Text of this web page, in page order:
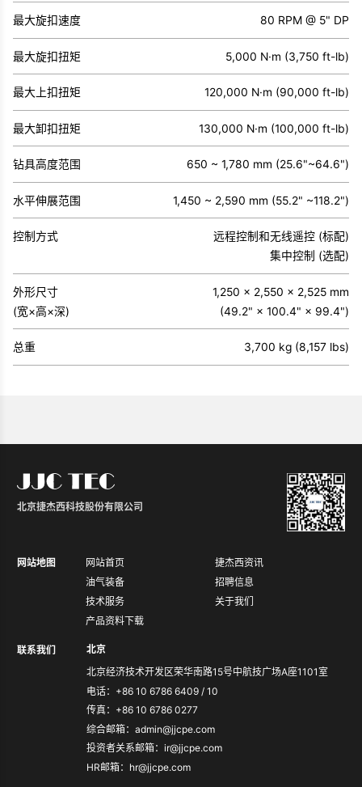
最大旋扣速度 80 RPM @ 5" DP
最大旋扣扭矩 5,000 N·m (3,750 ft-lb)
最大上扣扭矩 120,000 N·m (90,000 ft-lb)
最大卸扣扭矩 130,000 N·m (100,000 ft-lb)
钻具高度范围 650 ~ 1,780 mm (25.6"~64.6")
水平伸展范围 1,450 ~ 2,590 mm (55.2" ~118.2")
控制方式
远程控制和无线遥控 (标配)
集中控制 (选配)
外形尺寸
(宽×高×深)
1,250 × 2,550 × 2,525 mm
(49.2" × 100.4" × 99.4")
总重 3,700 kg (8,157 lbs)
北京捷杰西科技股份有限公司
网站地图 网站首页
捷杰西资讯
油气装备
招聘信息
技术服务
关于我们
产品资料下载
联系我们
北京
北京经济技术开发区荣华南路15号中航技广场A座1101室
电话：+86 10 6786 6409 / 10
传真：+86 10 6786 0277
综合邮箱：admin@jjcpe.com
投资者关系邮箱：ir@jjcpe.com
HR邮箱：hr@jjcpe.com